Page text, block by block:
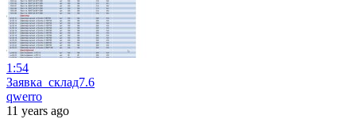
1:54
Заявка_склад7.6
qwerro
11 years ago